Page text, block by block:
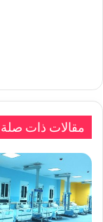
مقالات ذات صلة